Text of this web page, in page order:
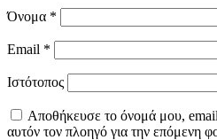
Όνομα *
Email *
Ιστότοπος
Αποθήκευσε το όνομά μου,
αυτόν τον πλοηγό για την επόμενη